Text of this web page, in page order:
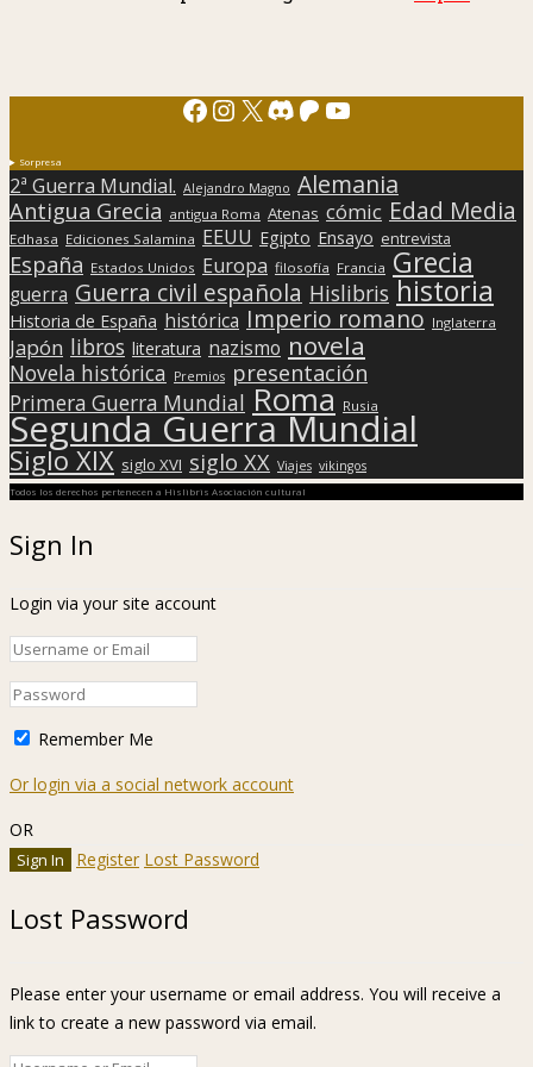
Facebook
Instagram
X Discord
Patreon
YouTube
Sorpresa
2ª Guerra Mundial. Alejandro Magno Alemania
Antigua Grecia antigua Roma Atenas cómic Edad Media
Edhasa Ediciones Salamina EEUU Egipto Ensayo entrevista
España Estados Unidos Europa filosofía Francia Grecia
guerra Guerra civil española Hislibris historia
Historia de España histórica Imperio romano Inglaterra
Japón libros literatura nazismo novela
Novela histórica Premios presentación
Primera Guerra Mundial Roma Rusia
Segunda Guerra Mundial
Siglo XIX siglo XVI siglo XX Viajes vikingos
Todos los derechos pertenecen a Hislibris Asociación cultural
Sign In
Login via your site account
Remember Me
Or login via a social network account
OR
Register Lost Password
Lost Password
Please enter your username or email address. You will receive a
link to create a new password via email.